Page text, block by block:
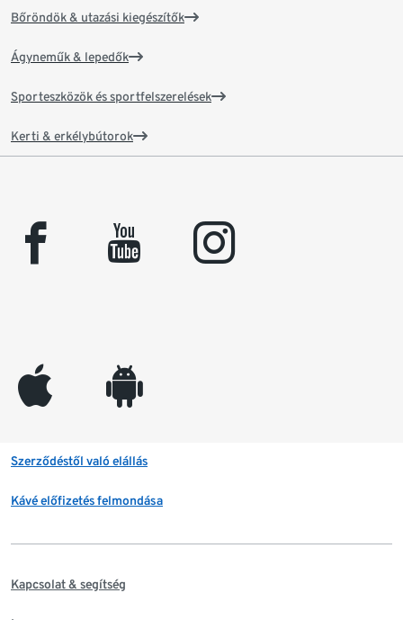
Bőröndök & utazási kiegészítők
Ágyneműk & lepedők
Sporteszközök és sportfelszerelések
Kerti & erkélybútorok
facebook youtube instagram
appleinc android
Szerződéstől való elállás
Kávé előfizetés felmondása
Kapcsolat & segítség